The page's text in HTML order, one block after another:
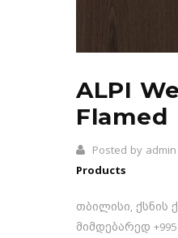
ALPI
Flamed
Posted by admin
Products
თბილისი, ქსნის
მიმდებარედ +995